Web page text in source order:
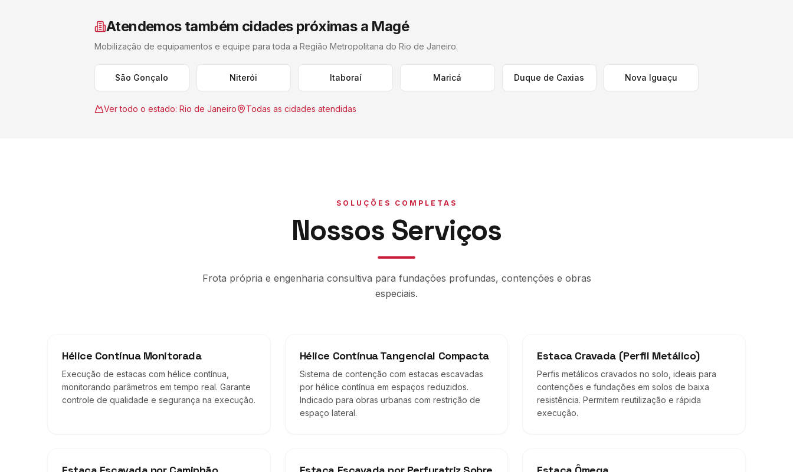
Atendemos também cidades próximas a Magé
Mobilização de equipamentos e equipe para toda a Região Metropolitana do Rio de Janeiro.
São Gonçalo Niterói Itaboraí Maricá Duque de Caxias Nova Iguaçu
Ver todo o estado: Rio de Janeiro Todas as cidades atendidas
SOLUÇÕES COMPLETAS
Nossos Serviços
Frota própria e engenharia consultiva para fundações profundas, contenções e obras
especiais.
Hélice Contínua Monitorada
Execução de estacas com hélice contínua,
monitorando parâmetros em tempo real. Garante
controle de qualidade e segurança na execução.
Hélice Contínua Tangencial Compacta
Sistema de contenção com estacas escavadas
por hélice contínua em espaços reduzidos.
Indicado para obras urbanas com restrição de
espaço lateral.
Estaca Cravada (Perfil Metálico)
Perfis metálicos cravados no solo, ideais para
contenções e fundações em solos de baixa
resistência. Permitem reutilização e rápida
execução.